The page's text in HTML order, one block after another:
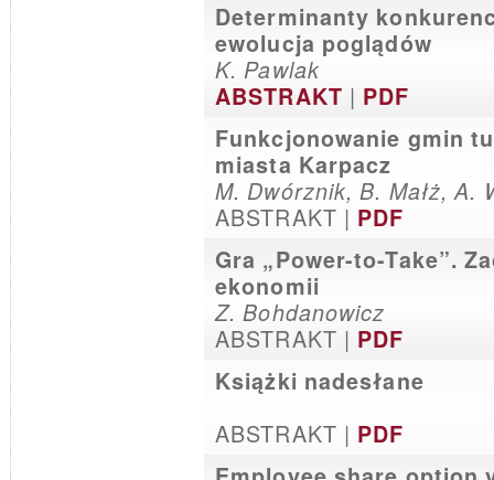
Determinanty
ewolucja poglądów
K. Pawlak
ABSTRAKT | PDF
Funkcjonowanie gmin
miasta Karpacz
M. Dwórznik, B. Małż, A.
ABSTRAKT | PDF
Gra „Power-to-Take”.
ekonomii
Z. Bohdanowicz
ABSTRAKT | PDF
Książki nadesłane
ABSTRAKT | PDF